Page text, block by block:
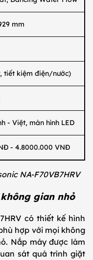
mm
tiết kiệm điện/nước)
- Việt, màn hình LED
- 4.8000.000 VNĐ
NA-F70VB7HRV
gian nhỏ
có thiết kế hình
hợp với mọi không
Nắp máy được làm
sát quá trình giặt